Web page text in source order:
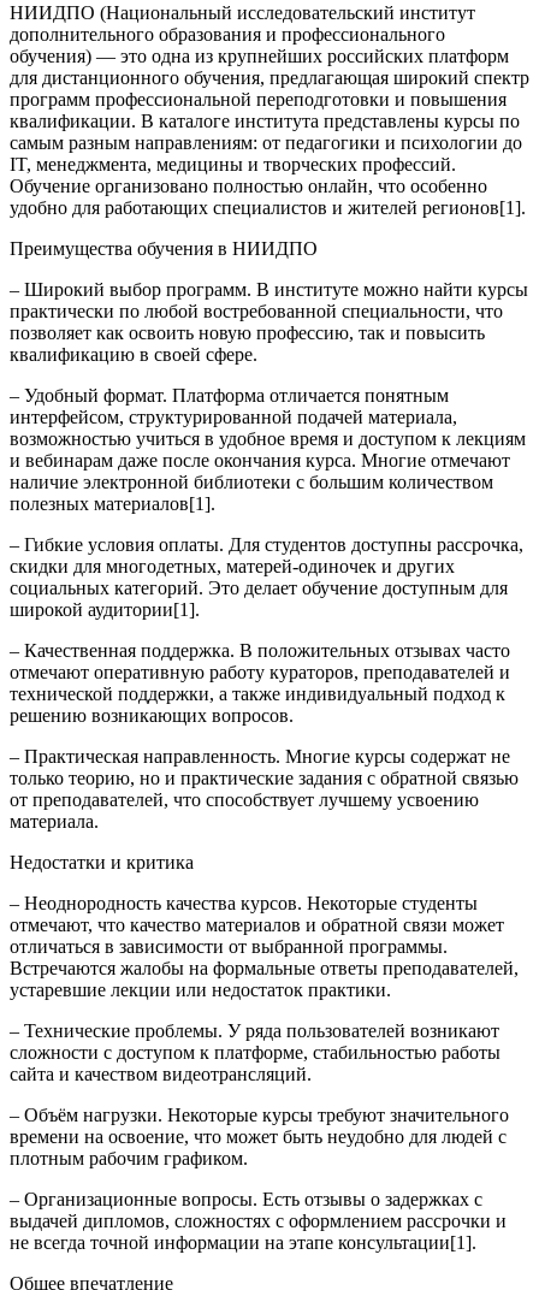
НИИДПО (Национальный исследовательский институт
дополнительного образования и профессионального
обучения) — это одна из крупнейших российских платформ
для дистанционного обучения, предлагающая широкий спектр
программ профессиональной переподготовки и повышения
квалификации. В каталоге института представлены курсы по
самым разным направлениям: от педагогики и психологии до
IT, менеджмента, медицины и творческих профессий.
Обучение организовано полностью онлайн, что особенно
удобно для работающих специалистов и жителей регионов[1].
Преимущества обучения в НИИДПО
– Широкий выбор программ. В институте можно найти курсы
практически по любой востребованной специальности, что
позволяет как освоить новую профессию, так и повысить
квалификацию в своей сфере.
– Удобный формат. Платформа отличается понятным
интерфейсом, структурированной подачей материала,
возможностью учиться в удобное время и доступом к лекциям
и вебинарам даже после окончания курса. Многие отмечают
наличие электронной библиотеки с большим количеством
полезных материалов[1].
– Гибкие условия оплаты. Для студентов доступны рассрочка,
скидки для многодетных, матерей-одиночек и других
социальных категорий. Это делает обучение доступным для
широкой аудитории[1].
– Качественная поддержка. В положительных отзывах часто
отмечают оперативную работу кураторов, преподавателей и
технической поддержки, а также индивидуальный подход к
решению возникающих вопросов.
– Практическая направленность. Многие курсы содержат не
только теорию, но и практические задания с обратной связью
от преподавателей, что способствует лучшему усвоению
материала.
Недостатки и критика
– Неоднородность качества курсов. Некоторые студенты
отмечают, что качество материалов и обратной связи может
отличаться в зависимости от выбранной программы.
Встречаются жалобы на формальные ответы преподавателей,
устаревшие лекции или недостаток практики.
– Технические проблемы. У ряда пользователей возникают
сложности с доступом к платформе, стабильностью работы
сайта и качеством видеотрансляций.
– Объём нагрузки. Некоторые курсы требуют значительного
времени на освоение, что может быть неудобно для людей с
плотным рабочим графиком.
– Организационные вопросы. Есть отзывы о задержках с
выдачей дипломов, сложностях с оформлением рассрочки и
не всегда точной информации на этапе консультации[1].
Общее впечатление